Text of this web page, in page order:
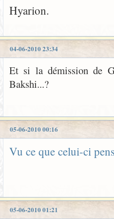
Hyarion.
04-06-2010 23:34
Et si la démission de
Bakshi...?
05-06-2010 00:16
Vu ce que celui-ci
05-06-2010 01:21